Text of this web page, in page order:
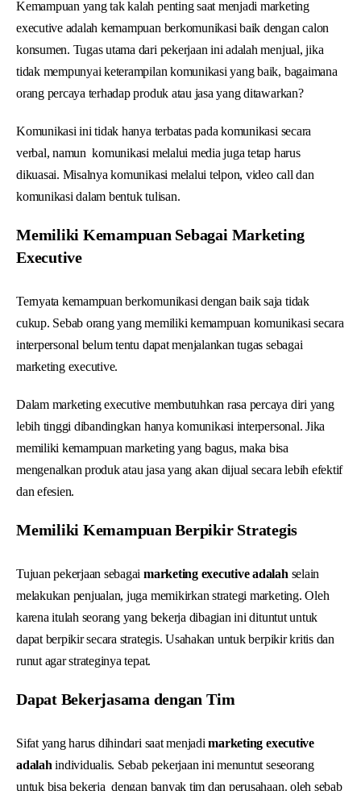
Kemampuan yang tak kalah penting saat menjadi marketing
executive adalah kemampuan berkomunikasi baik dengan calon
konsumen. Tugas utama dari pekerjaan ini adalah menjual, jika
tidak mempunyai keterampilan komunikasi yang baik, bagaimana
orang percaya terhadap produk atau jasa yang ditawarkan?
Komunikasi ini tidak hanya terbatas pada komunikasi secara
verbal, namun komunikasi melalui media juga tetap harus
dikuasai. Misalnya komunikasi melalui telpon, video call dan
komunikasi dalam bentuk tulisan.
Memiliki Kemampuan Sebagai Marketing
Executive
Ternyata kemampuan berkomunikasi dengan baik saja tidak
cukup. Sebab orang yang memiliki kemampuan komunikasi secara
interpersonal belum tentu dapat menjalankan tugas sebagai
marketing executive.
Dalam marketing executive membutuhkan rasa percaya diri yang
lebih tinggi dibandingkan hanya komunikasi interpersonal. Jika
memiliki kemampuan marketing yang bagus, maka bisa
mengenalkan produk atau jasa yang akan dijual secara lebih efektif
dan efesien.
Memiliki Kemampuan Berpikir Strategis
Tujuan pekerjaan sebagai marketing executive adalah selain
melakukan penjualan, juga memikirkan strategi marketing. Oleh
karena itulah seorang yang bekerja dibagian ini dituntut untuk
dapat berpikir secara strategis. Usahakan untuk berpikir kritis dan
runut agar strateginya tepat.
Dapat Bekerjasama dengan Tim
Sifat yang harus dihindari saat menjadimarketing executive
adalah individualis. Sebab pekerjaan ini menuntut seseorang
untuk bisa bekerja dengan banyak tim dan perusahaan. oleh sebab